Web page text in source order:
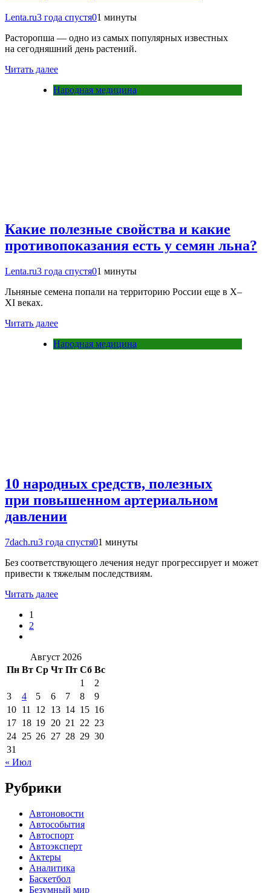
Lenta.ru3 года спустя01 минуты
Расторопша — одно из самых популярных известных
на сегодняшний день растений.
Читать далее
Народная медицина
Какие полезные свойства и какие
противопоказания есть у семян льна?
Lenta.ru3 года спустя01 минуты
Льняные семена попали на территорию России еще в X–
XI веках.
Читать далее
Народная медицина
10 народных средств, полезных
при повышенном артериальном
давлении
7dach.ru3 года спустя01 минуты
Без соответствующего лечения недуг прогрессирует и может
привести к тяжелым последствиям.
Читать далее
1
2
Август 2026
Пн Вт Ср Чт Пт Сб Вс
1
2
3
4 5 6 7 8
9
10 11 12 13 14 15 16
17 18 19 20 21 22 23
24 25 26 27 28 29 30
31
« Июл
Рубрики
Автоновости
Автособытия
Автоспорт
Автоэксперт
Актеры
Аналитика
Баскетбол
Безумный мир